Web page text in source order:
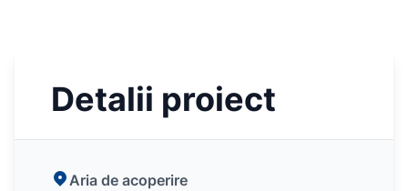
Detalii proiect
Aria de acoperire